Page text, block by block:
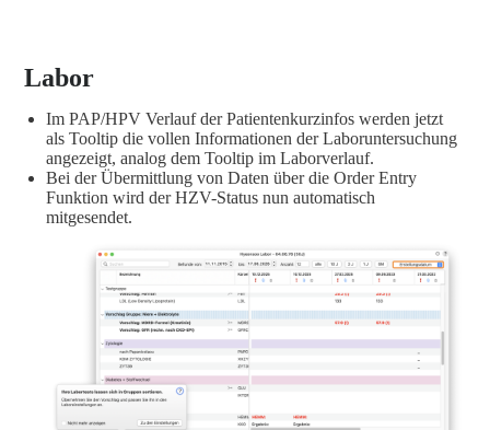
Labor
Im PAP/HPV Verlauf der Patientenkurzinfos werden jetzt
als Tooltip die vollen Informationen der Laboruntersuchung
angezeigt, analog dem Tooltip im Laborverlauf.
Bei der Übermittlung von Daten über die Order Entry
Funktion wird der HZV-Status nun automatisch
mitgesendet.